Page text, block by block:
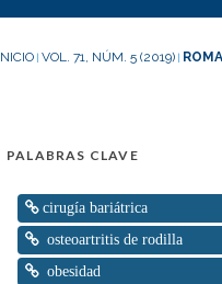
VOL. 71, NÚM. 5 (2019)
PALABRAS CLAVE
cirugía bariátrica
osteoartritis de rodilla
obesidad